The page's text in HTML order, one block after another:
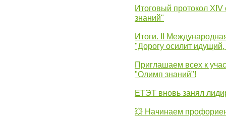
Итоговый протокол
знаний"
Итоги. II
"Дорогу осилит
Приглашаем всех к
"Олимп знаний"!
ЕТЭТ вновь занял
💥 Начинаем